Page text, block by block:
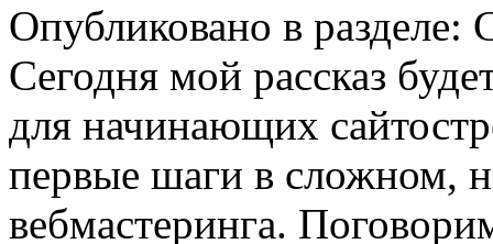
Опубликовано в
Сегодня мой рассказ
для начинающих
первые шаги в сложном,
вебмастеринга.